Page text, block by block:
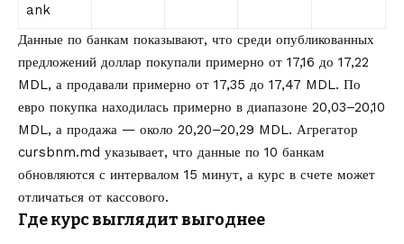
ank
Данные по банкам показывают, что среди опубликованных
предложений доллар покупали примерно от 17,16 до 17,22
MDL, а продавали примерно от 17,35 до 17,47 MDL. По
евро покупка находилась примерно в диапазоне 20,03–20,10
MDL, а продажа — около 20,20–20,29 MDL. Агрегатор
cursbnm.md указывает, что данные по 10 банкам
обновляются с интервалом 15 минут, а курс в счете может
отличаться от кассового.
Где курс выглядит выгоднее